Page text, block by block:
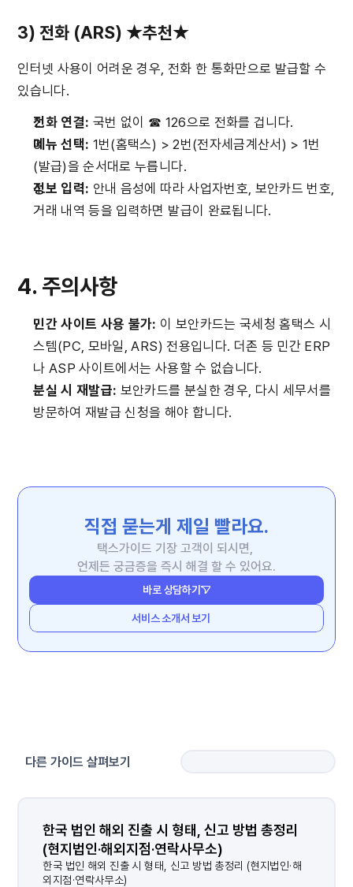
3) 전화 (ARS) ★추천★
인터넷 사용이 어려운 경우, 전화 한 통화만으로 발급할 수
있습니다.
전화 연결: 국번 없이 ☎ 126으로 전화를 겁니다.
메뉴 선택: 1번(홈택스) > 2번(전자세금계산서) > 1번
(발급)을 순서대로 누릅니다.
정보 입력: 안내 음성에 따라 사업자번호, 보안카드 번호,
거래 내역 등을 입력하면 발급이 완료됩니다.
4. 주의사항
민간 사이트 사용 불가: 이 보안카드는 국세청 홈택스 시
스템(PC, 모바일, ARS) 전용입니다. 더존 등 민간 ERP
나 ASP 사이트에서는 사용할 수 없습니다.
분실 시 재발급: 보안카드를 분실한 경우, 다시 세무서를
방문하여 재발급 신청을 해야 합니다.
직접 묻는게 제일 빨라요.
택스가이드 기장 고객이 되시면,
언제든 궁금증을 즉시 해결 할 수 있어요.
바로 상담하기
서비스 소개서 보기
다른 가이드 살펴보기
한국 법인 해외 진출 시 형태, 신고 방법 총정리
(현지법인·해외지점·연락사무소)
한국 법인 해외 진출 시 형태, 신고 방법 총정리 (현지법인·해
외지점·연락사무소)